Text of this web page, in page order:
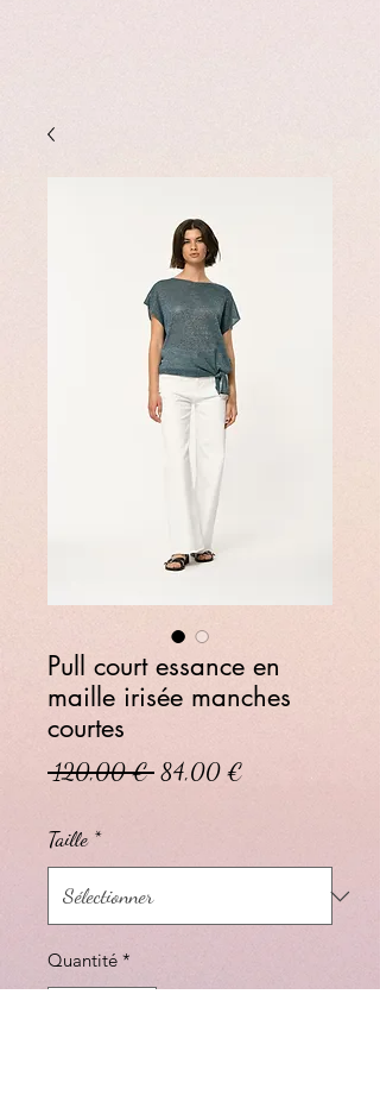
Pull court essance en
maille irisée manches
courtes
120,00 € Prix original
84,00 €
Taille *
Quantité *